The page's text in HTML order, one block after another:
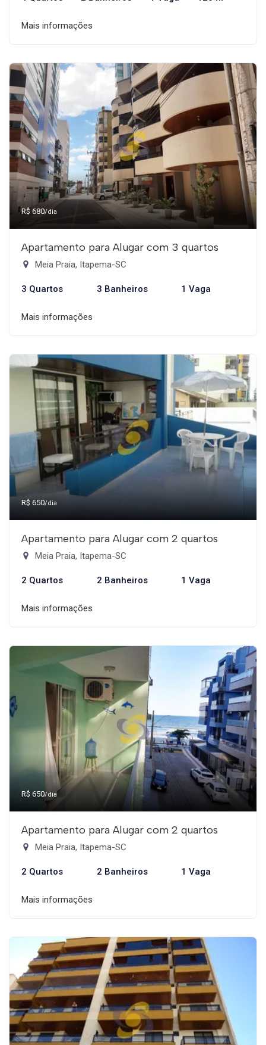
Mais informações
R$ 680/dia
Apartamento para Alugar com 3 quartos
Meia Praia, Itapema-SC
3 Quartos 3 Banheiros 1 Vaga
Mais informações
R$ 650/dia
Apartamento para Alugar com 2 quartos
Meia Praia, Itapema-SC
2 Quartos 2 Banheiros 1 Vaga
Mais informações
R$ 650/dia
Apartamento para Alugar com 2 quartos
Meia Praia, Itapema-SC
2 Quartos 2 Banheiros 1 Vaga
Mais informações